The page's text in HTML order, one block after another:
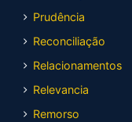
Prudência
Reconciliação
Relacionamentos
Relevancia
Remorso